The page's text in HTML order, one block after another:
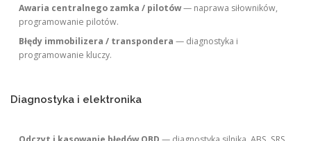
Awaria centralnego zamka / pilotów— naprawa siłowników,
programowanie pilotów.
Błędy immobilizera / transpondera — diagnostyka i
programowanie kluczy.
Diagnostyka i elektronika